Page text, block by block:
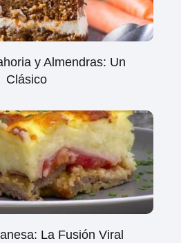
y Almendras: Un
Clásico
La Fusión Viral